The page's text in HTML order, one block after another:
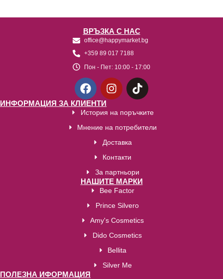
ВРЪЗКА С НАС
office@happymarket.bg
+359 89 017 7188
Пон - Пет: 10:00 - 17:00
ИНФОРМАЦИЯ ЗА КЛИЕНТИ
История на поръчките
Мнение на потребители
Доставка
Контакти
За партньори
НАШИТЕ МАРКИ
Bee Factor
Prince Silvero
Amy's Cosmetics
Dido Cosmetics
Bellita
Silver Me
ПОЛЕЗНА ИФОРМАЦИЯ